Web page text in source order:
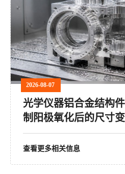
2026-08-07
光学仪器铝合金结构
制阳极氧化后的尺寸
查看更多相关信息